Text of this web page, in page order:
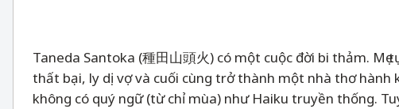
Taneda Santoka (種田山頭火) có một cuộc đời bi thảm.
thất bại, ly dị vợ và cuối cùng trở thành một nhà thơ hành
không có quý ngữ (từ chỉ mùa) như Haiku truyền thống.